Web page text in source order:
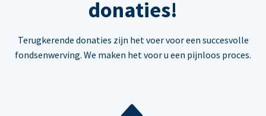
donaties!
Terugkerende donaties zijn het voer voor een succesvolle
fondsenwerving. We maken het voor u een pijnloos proces.